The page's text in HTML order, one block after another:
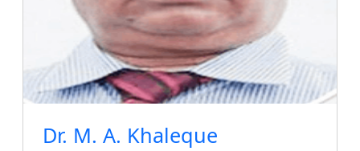
Dr. M. A. Khaleque